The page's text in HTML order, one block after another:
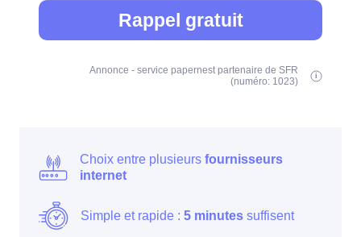
Rappel gratuit
Choix entre plusieurs fournisseurs
internet
Simple et rapide : 5 minutes suffisent
Annonce - service papernest partenaire de SFR
(numéro: 1023)